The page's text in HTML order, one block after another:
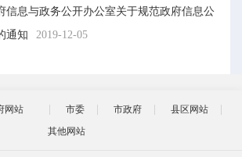
信息与政务公开办公室关于规范政府信息公
通知
2019-12-05
网站 市委 市政府
县区网站
其他网站